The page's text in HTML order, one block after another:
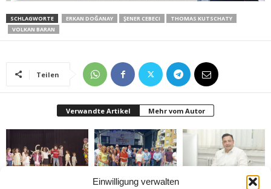
Einwilligung verwalten
SCHLAGWORTE ERKAN DOĞANAY ŞENER CEBECI
THOMAS KUTSCHATY
VOLKAN BARAN
Teilen
Verwandte Artikel Mehr vom Autor